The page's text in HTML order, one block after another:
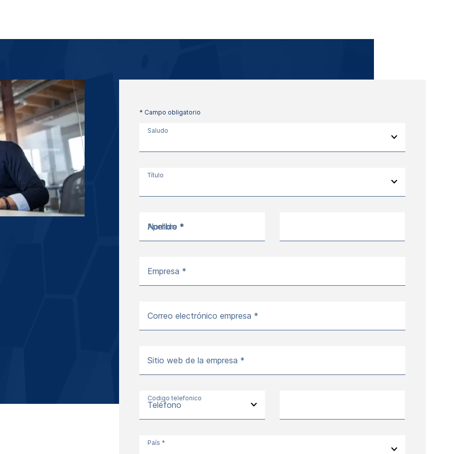
* Campo obligatorio
Saludo
Título
Nombre *
Apellido *
Empresa *
Correo electrónico empresa *
Sitio web de la empresa *
Codigo telefonico
Teléfono
País *